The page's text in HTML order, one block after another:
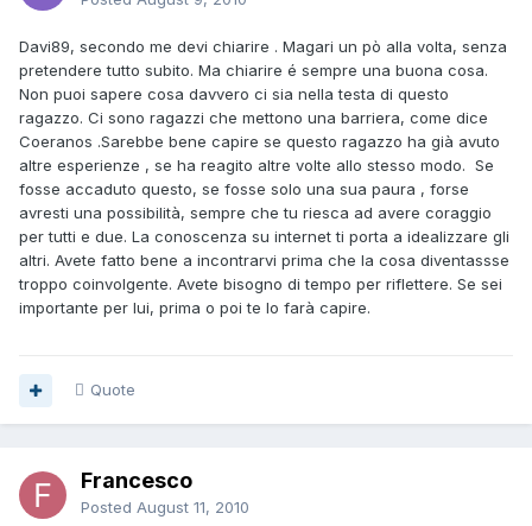
Davi89, secondo me devi chiarire . Magari un pò alla volta, senza
pretendere tutto subito. Ma chiarire é sempre una buona cosa.
Non puoi sapere cosa davvero ci sia nella testa di questo
ragazzo. Ci sono ragazzi che mettono una barriera, come dice
Coeranos .Sarebbe bene capire se questo ragazzo ha già avuto
altre esperienze , se ha reagito altre volte allo stesso modo. Se
fosse accaduto questo, se fosse solo una sua paura , forse
avresti una possibilità, sempre che tu riesca ad avere coraggio
per tutti e due. La conoscenza su internet ti porta a idealizzare gli
altri. Avete fatto bene a incontrarvi prima che la cosa diventassse
troppo coinvolgente. Avete bisogno di tempo per riflettere. Se sei
importante per lui, prima o poi te lo farà capire.
Quote
Francesco
Posted August 11, 2010